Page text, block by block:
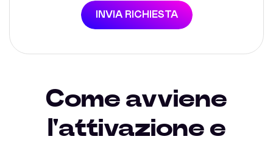
INVIA RICHIESTA
Come avviene
l'attivazione e